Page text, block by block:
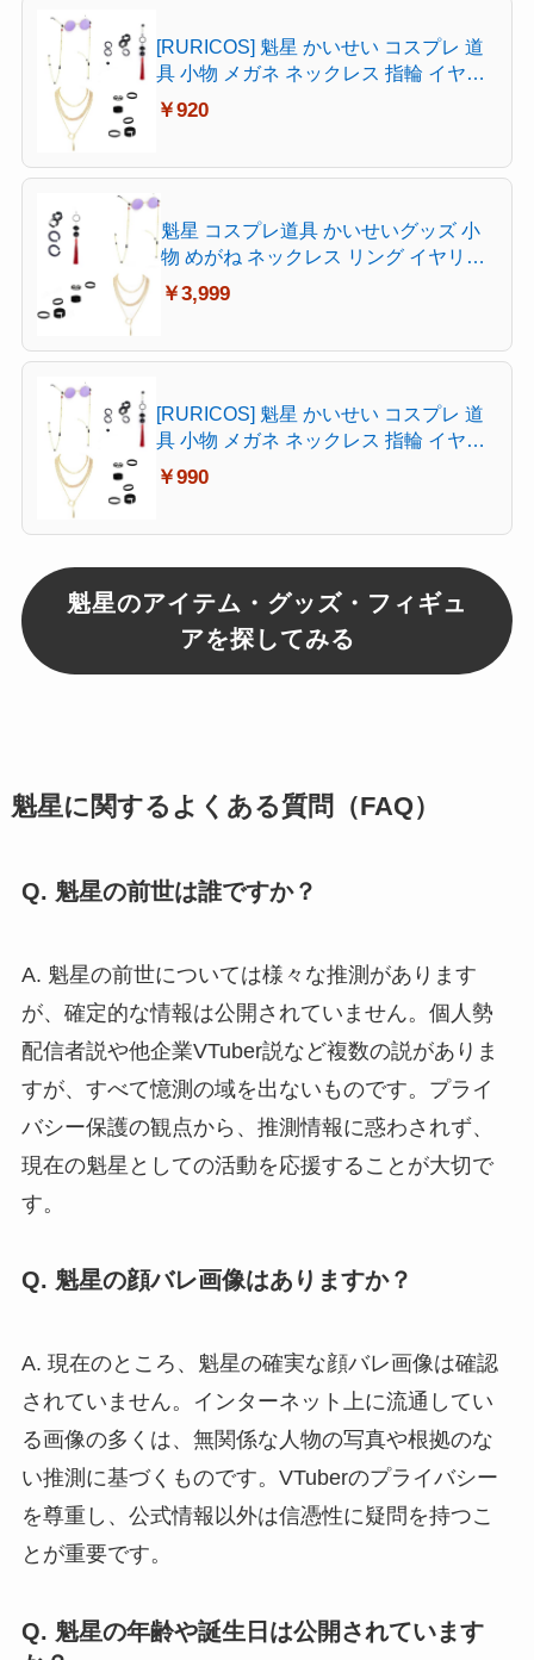
[RURICOS] 魁星 かいせい コスプレ 道
具 小物 メガネ ネックレス 指輪 イヤリ
ング アクセサリー 耳飾り コスチューム
￥920
魁星 コスプレ道具 かいせいグッズ 小
物 めがね ネックレス リング イヤリン
グ アクセサリー バーチャルアイドル
仮装 漫遊展 撮影 観賞用 誕生日 忘年会
￥3,999
[RURICOS] 魁星 かいせい コスプレ 道
具 小物 メガネ ネックレス 指輪 イヤリ
ング アクセサリー 耳飾り コスチューム
￥990
魁星のアイテム・グッズ・フィギュ
アを探してみる
魁星に関するよくある質問（FAQ）
Q. 魁星の前世は誰ですか？
A. 魁星の前世については様々な推測があります
が、確定的な情報は公開されていません。個人勢
配信者説や他企業VTuber説など複数の説がありま
すが、すべて憶測の域を出ないものです。プライ
バシー保護の観点から、推測情報に惑わされず、
現在の魁星としての活動を応援することが大切で
す。
Q. 魁星の顔バレ画像はありますか？
A. 現在のところ、魁星の確実な顔バレ画像は確認
されていません。インターネット上に流通してい
る画像の多くは、無関係な人物の写真や根拠のな
い推測に基づくものです。VTuberのプライバシー
を尊重し、公式情報以外は信憑性に疑問を持つこ
とが重要です。
Q. 魁星の年齢や誕生日は公開されています